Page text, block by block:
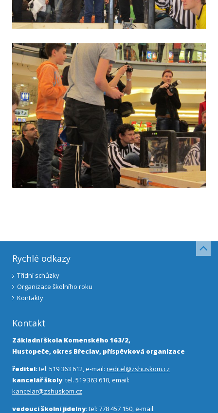
Rychlé odkazy
Třídní schůzky
Organizace školního roku
Kontakty
Kontakt
Základní škola Komenského 163/2,
Hustopeče, okres Břeclav, příspěvková organizace
ředitel:tel. 519 363 612, e-mail: reditel@zshuskom.cz
kancelář školy: tel. 519 363 610, email:
kancelar@zshuskom.cz
vedoucí školní jídelny: tel: 778 457 150, e-mail: